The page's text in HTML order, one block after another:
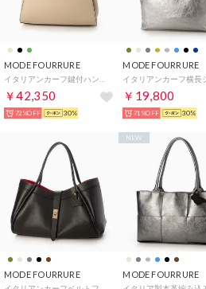
MODE FOURRURE
￥42,350
72%OFF 30%
MODE FOURRURE
￥19,800
71%OFF 30%
MODE FOURRURE MODE FOURRURE
NEW